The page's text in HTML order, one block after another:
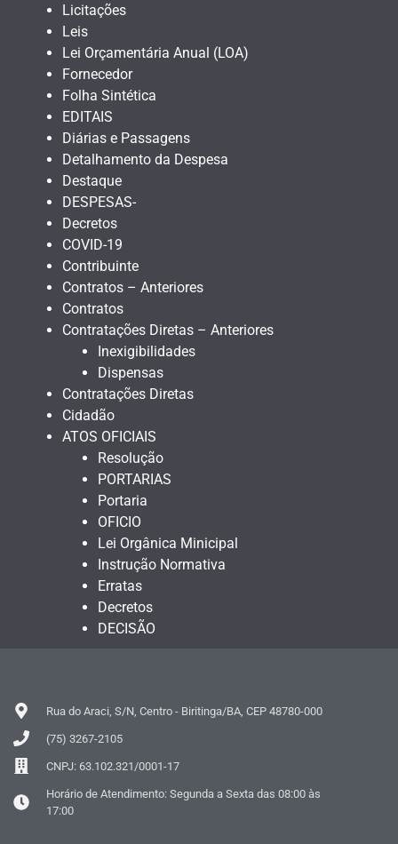
Licitações
Leis
Lei Orçamentária Anual (LOA)
Fornecedor
Folha Sintética
EDITAIS
Diárias e Passagens
Detalhamento da Despesa
Destaque
DESPESAS-
Decretos
COVID-19
Contribuinte
Contratos – Anteriores
Contratos
Contratações Diretas – Anteriores
Inexigibilidades
Dispensas
Contratações Diretas
Cidadão
ATOS OFICIAIS
Resolução
PORTARIAS
Portaria
OFICIO
Lei Orgânica Minicipal
Instrução Normativa
Erratas
Decretos
DECISÃO
Rua do Araci, S/N, Centro - Biritinga/BA, CEP 48780-000
(75) 3267-2105
CNPJ: 63.102.321/0001-17
Horário de Atendimento: Segunda a Sexta das 08:00 às
17:00